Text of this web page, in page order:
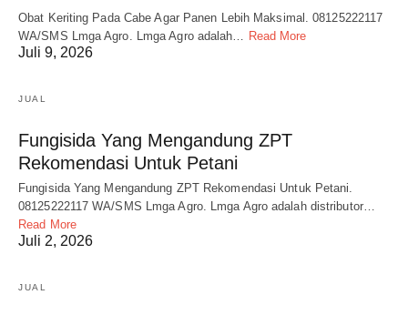
Obat Keriting Pada Cabe Agar Panen Lebih Maksimal. 08125222117
WA/SMS Lmga Agro. Lmga Agro adalah…
Read More
Juli 9, 2026
JUAL
Fungisida Yang Mengandung ZPT
Rekomendasi Untuk Petani
Fungisida Yang Mengandung ZPT Rekomendasi Untuk Petani.
08125222117 WA/SMS Lmga Agro. Lmga Agro adalah distributor…
Read More
Juli 2, 2026
JUAL